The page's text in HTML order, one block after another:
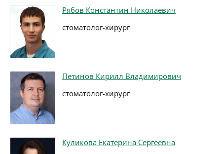
Рябов Константин Николаевич
стоматолог-хирург
Петинов Кирилл Владимирович
стоматолог-хирург
Куликова Екатерина Сергеевна